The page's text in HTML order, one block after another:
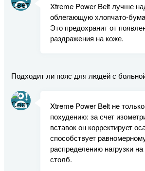
Xtreme Power Belt лучше
облегающую хлопчато-
Это предохранит от
раздражения на коже.
Подходит ли пояс для людей с
Xtreme Power Belt не
похудению: за счет
вставок он корректирует
способствует
распределению нагрузки
столб.